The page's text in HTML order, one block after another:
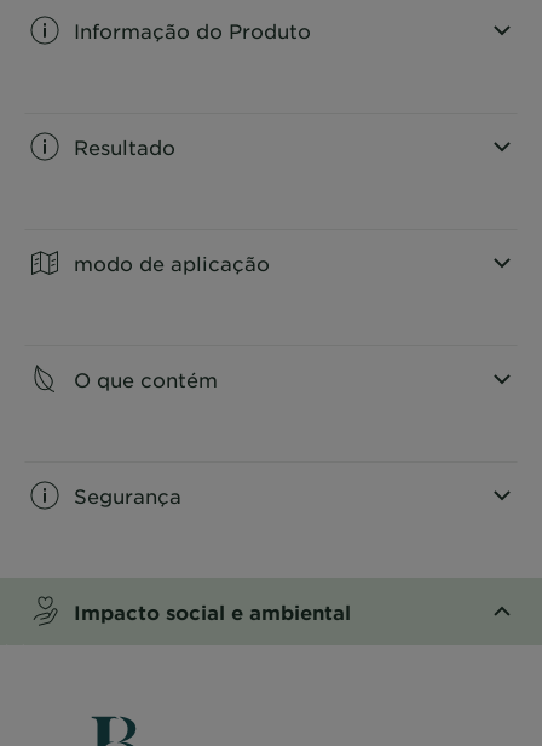
Informação do Produto
Resultado
modo de aplicação
O que contém
Segurança
Impacto social e ambiental